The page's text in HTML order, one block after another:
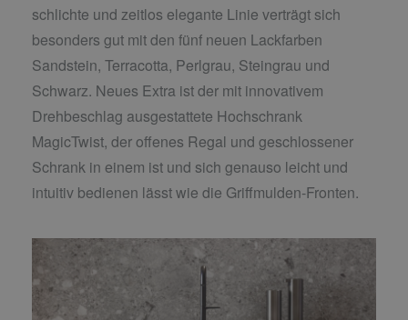
schlichte und zeitlos elegante Linie verträgt sich
besonders gut mit den fünf neuen Lackfarben
Sandstein, Terracotta, Perlgrau, Steingrau und
Schwarz. Neues Extra ist der mit innovativem
Drehbeschlag ausgestattete Hochschrank
MagicTwist, der offenes Regal und geschlossener
Schrank in einem ist und sich genauso leicht und
intuitiv bedienen lässt wie die Griffmulden-Fronten.